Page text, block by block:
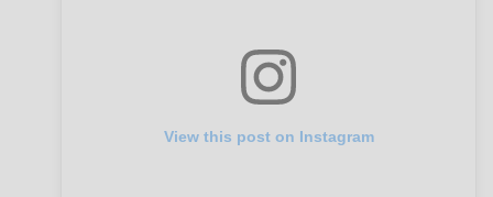
View this post on Instagram